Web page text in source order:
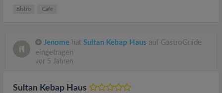
Bistro Cafe
Jenome hat Sultan Kebap Haus auf GastroGuide
eingetragen
vor 5 Jahren
Sultan Kebap Haus